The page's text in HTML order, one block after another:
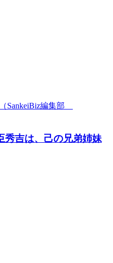
秀吉は、己の兄弟姉妹